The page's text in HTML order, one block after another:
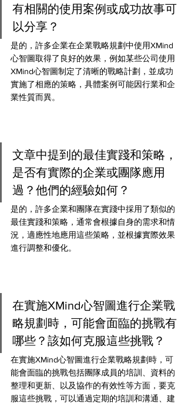
有相關的使用案例或成功故事可
以分享？
是的，許多企業在企業戰略規劃中使用XMind
心智圖取得了良好的效果，例如某些公司使用
XMind心智圖制定了清晰的戰略計劃，並成功
實施了相應的策略，具體案例可能因行業和企
業性質而異。
文章中提到的最佳實踐和策略，
是否有實際的企業或團隊應用
過？他們的經驗如何？
是的，許多企業和團隊在實踐中採用了類似的
最佳實踐和策略，通常會根據自身的需求和情
況，適應性地應用這些策略，並根據實際效果
進行調整和優化。
在實施XMind心智圖進行企業戰
略規劃時，可能會面臨的挑戰有
哪些？該如何克服這些挑戰？
在實施XMind心智圖進行企業戰略規劃時，可
能會面臨的挑戰包括團隊成員的培訓、資料的
整理和更新、以及協作的有效性等方面，要克
服這些挑戰，可以通過定期的培訓和溝通、建